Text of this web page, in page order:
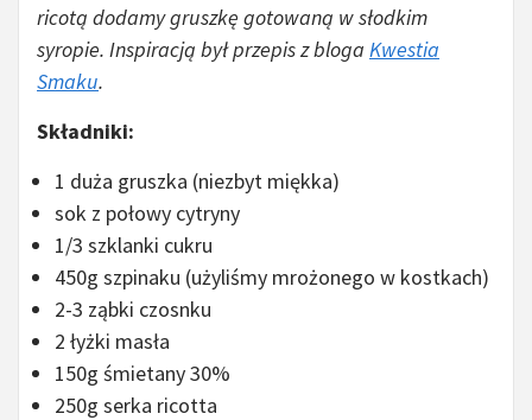
ricotą dodamy gruszkę gotowaną w słodkim
syropie. Inspiracją był przepis z bloga Kwestia
Smaku.
Składniki:
1 duża gruszka (niezbyt miękka)
sok z połowy cytryny
1/3 szklanki cukru
450g szpinaku (użyliśmy mrożonego w kostkach)
2-3 ząbki czosnku
2 łyżki masła
150g śmietany 30%
250g serka ricotta